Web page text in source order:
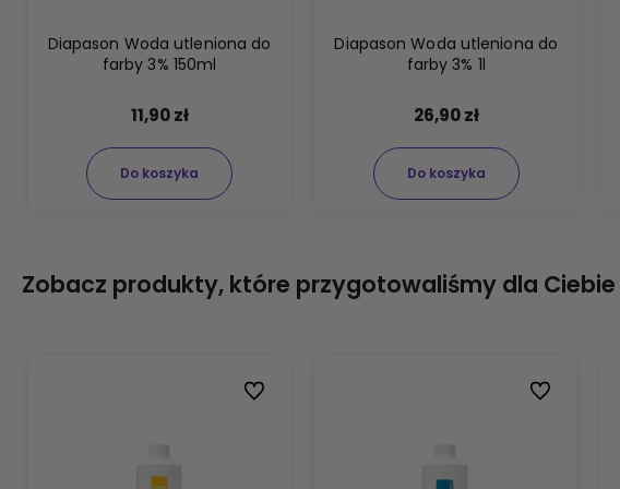
Diapason Woda utleniona do
farby 3% 150ml
11,90 zł
Do koszyka
Diapason Woda utleniona do
farby 3% 1l
26,90 zł
Do koszyka
Zobacz produkty, które przygotowaliśmy dla Ciebie
Do ulubionych Do ulubionych